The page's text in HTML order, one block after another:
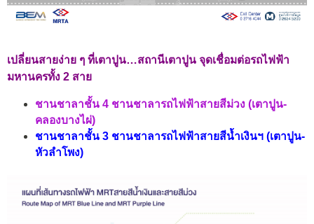
เปลี่ยนสายง่าย ๆ ที่เตาปูน…สถานีเตาปูน จุดเชื่อมต่อรถไฟฟ้า
มหานครทั้ง 2 สาย
ชานชาลาชั้น 4 ชานชาลารถไฟฟ้าสายสีม่วง (เตาปูน-
คลองบางไผ่)
ชานชาลาชั้น 3 ชานชาลารถไฟฟ้าสายสีน้ำเงินฯ (เตาปูน-
หัวลำโพง)